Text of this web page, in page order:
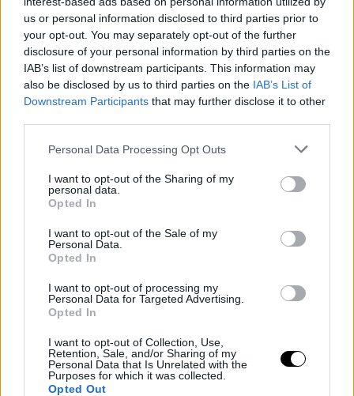
us or personal information disclosed to third parties prior to
your opt-out. You may separately opt-out of the further
disclosure of your personal information by third parties on the
IAB’s list of downstream participants. This information may
also be disclosed by us to third parties on the IAB’s List of
Downstream Participants that may further disclose it to other
Personal Data Processing Opt Outs
I want to opt-out of the Sharing of my
personal data.
Opted In
I want to opt-out of the Sale of my
Personal Data.
Opted In
I want to opt-out of processing my
Personal Data for Targeted Advertising.
Opted In
I want to opt-out of Collection, Use,
Retention, Sale, and/or Sharing of my
Personal Data that Is Unrelated with the
Purposes for which it was collected.
Opted Out
Το ηλιοβασίλεμα έντυνε με κόκκινες αποχρώσεις τις πέτρες
του μοναστηριού, ενώ ο αέρας περνούσε μέσα από τις καμάρες
δημιουργώντας μια ατμόσφαιρα κινηματογραφική. Όσο το φως
χανόταν, η Sacra di San Michele έμοιαζε να μεταμορφώνεται
σε κάτι περισσότερο από ιστορικό μνημείο: σε έναν ζωντανό
πύλες του μοναστηριού για το γύρισμα. Και τότε συνέβη κάτι
σχεδόν αδιανόητο: ένα ελληνικό πιάνο τοποθετήθηκε μπροστά
από την κεντρική πύλη, στα 900 μέτρα υψόμετρο,
δημιουργώντας μια εικόνα που έμοιαζε βγαλμένη από
κινηματογραφική φαντασία.